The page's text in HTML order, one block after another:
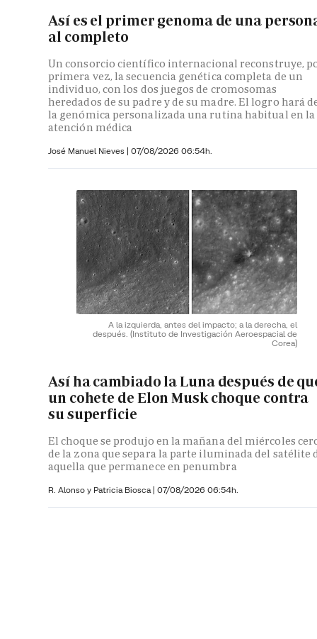
Así es el primer genoma de una
al completo
Un consorcio científico internacional reconstruye,
primera vez, la secuencia genética completa de un
individuo, con los dos juegos de cromosomas
heredados de su padre y de su madre. El logro hará
la genómica personalizada una rutina habitual en la
atención médica
José Manuel Nieves | 07/08/2026 06:54h.
A la izquierda, antes del impacto; a la derecha, el
después. (Instituto de Investigación Aeroespacial de
Corea)
Así ha cambiado la Luna después de
un cohete de Elon Musk choque contra
su superficie
El choque se produjo en la mañana del miércoles
de la zona que separa la parte iluminada del satélite
aquella que permanece en penumbra
R. Alonso y Patricia Biosca | 07/08/2026 06:54h.